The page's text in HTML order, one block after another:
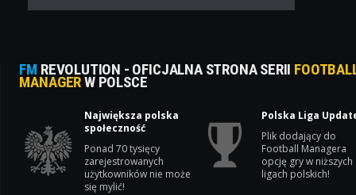
FM REVOLUTION - OFICJALNA STRONA SERII
MANAGERW POLSCE
Największa polska
społeczność
Ponad 70 tysięcy
zarejestrowanych
użytkowników nie może
się mylić!
Polska Liga
Plik dodający do
Football Managera
opcję gry w niższych
ligach polskich!